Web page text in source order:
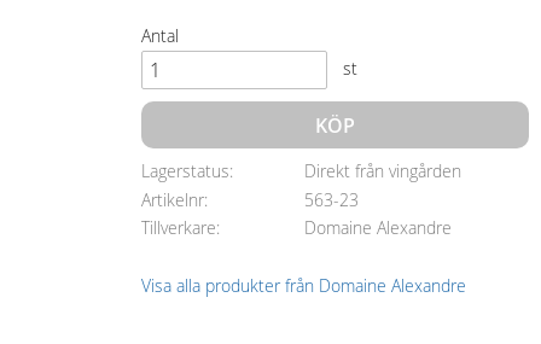
Antal
st
KÖP
Lagerstatus
Direkt från vingården
Artikelnr
563-23
Tillverkare
Domaine Alexandre
Visa alla produkter från Domaine Alexandre